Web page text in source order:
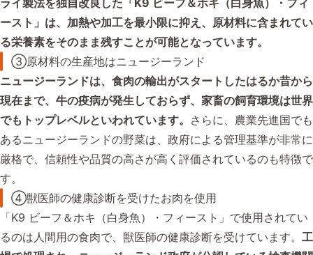
ライ製法を独自改良した「K9 ビーフ＆ホキ（白身魚）・フィ
ースト」は、加熱や加工を最小限に抑え、原材料に含まれてい
る栄養素をそのまま残すことが可能となっています。
③原材料の生産地はニュージーランド
ニュージーランドは、食肉の輸出がスタートしたはるか昔から
現在まで、牛の疫病が発生しておらず、家畜の飼育環境は世界
でもトップレベルといわれています。 さらに、農業先進国でも
あるニュージーランドの野菜は、政府による管理基準が非常に
厳格で、信頼性や品質の高さが高く評価されているのも特徴で
す。
④獣医師の健康診断を受けたお肉を使用
「K9 ビーフ＆ホキ（白身魚）・フィースト」で使用されてい
るのは人間用の食肉で、獣医師の健康診断を受けています。 工